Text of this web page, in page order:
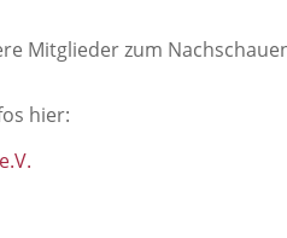
Mitglieder zum
hier: